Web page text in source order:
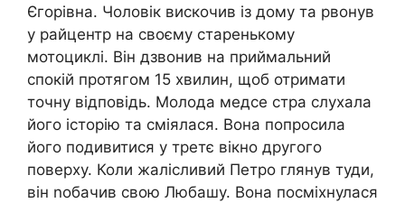
Єгорівна. Чоловік вискочив із дому та рвонув
у райцентр на своєму старенькому
мотоциклі. Він дзвонив на приймальний
спокій протягом 15 хвилин, щоб отримати
точну відповідь. Молода медсе стра слухала
його історію та сміялася. Вона попросила
його подивитися у третє вікно другого
поверху. Коли жалісливий Петро глянув туди,
він nобачив свою Любашу. Вона посміхнулася